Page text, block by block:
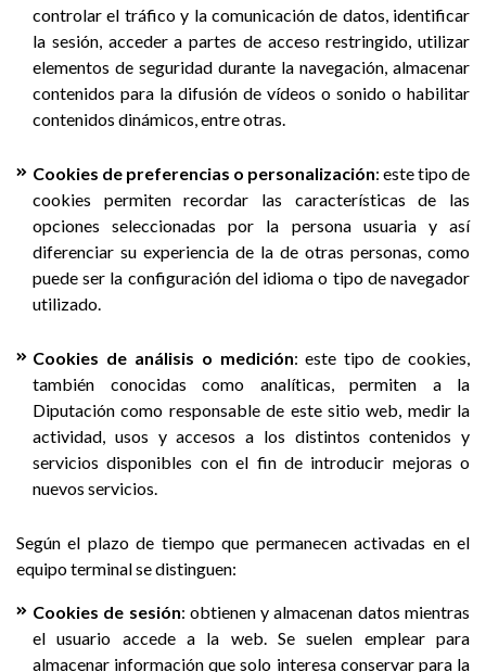
controlar el tráfico y la comunicación de datos, identificar
la sesión, acceder a partes de acceso restringido, utilizar
elementos de seguridad durante la navegación, almacenar
contenidos para la difusión de vídeos o sonido o habilitar
contenidos dinámicos, entre otras.
Cookies de preferencias o personalización: este tipo de
cookies permiten recordar las características de las
opciones seleccionadas por la persona usuaria y así
diferenciar su experiencia de la de otras personas, como
puede ser la configuración del idioma o tipo de navegador
utilizado.
Cookies de análisis o medición: este tipo de cookies,
también conocidas como analíticas, permiten a la
Diputación como responsable de este sitio web, medir la
actividad, usos y accesos a los distintos contenidos y
servicios disponibles con el fin de introducir mejoras o
nuevos servicios.
Según el plazo de tiempo que permanecen activadas en el
equipo terminal se distinguen:
Cookies de sesión: obtienen y almacenan datos mientras
el usuario accede a la web. Se suelen emplear para
almacenar información que solo interesa conservar para la